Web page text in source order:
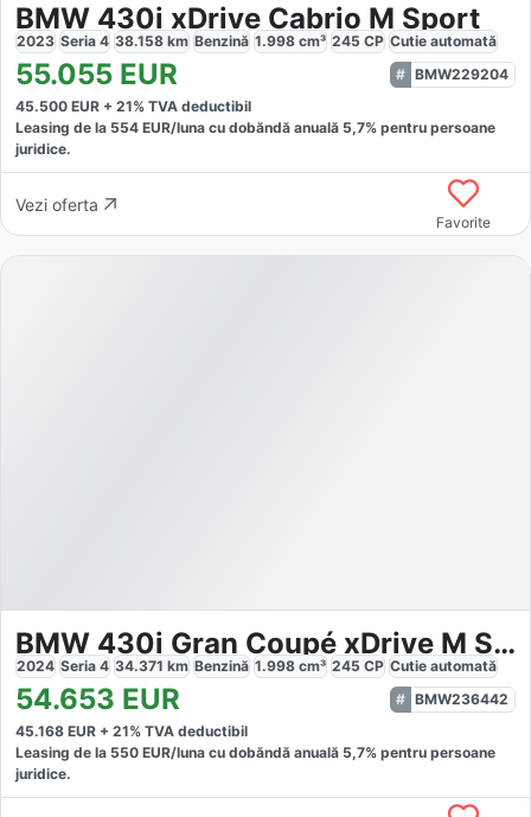
BMW 430i xDrive Cabrio M Sport
2023 Seria 4 38.158 km Benzină 1.998 cm³ 245 CP Cutie automată
55.055 EUR
BMW229204
45.500 EUR + 21% TVA deductibil
Leasing de la 554 EUR/luna cu dobăndă anuală 5,7% pentru persoane
juridice.
Vezi oferta
Favorite
BMW 430i Gran Coupé xDrive M Sport
2024 Seria 4 34.371 km Benzină 1.998 cm³ 245 CP Cutie automată
54.653 EUR
BMW236442
45.168 EUR + 21% TVA deductibil
Leasing de la 550 EUR/luna cu dobăndă anuală 5,7% pentru persoane
juridice.